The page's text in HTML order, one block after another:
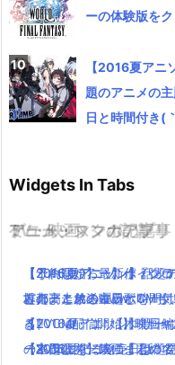
ーの体験版を
【2016夏アニ
題のアニメの
日と時間付き(
Widgets In Tabs
TV・映画
【うれしかろー】ポイン
堤真一と弟のコラボCMも
る！
【本日公開】映画「君の
ゲーム・スマホアプリ
【予約開始】最新作『グ
首都高走れるwww
【TVCM配信開始】映画
ーXV気になる発売日は！
アニメ・マンガの記事
【2016夏アニソン】話題
みたよ！放送曜日と時間
【2016夏アニソン】サー
の主題歌を一気にまとめ
ミュージックの記事
【2016夏アニソン】バッ
どのアニメの主題歌を一
き(｀・ω・´)！【木曜日
【2016夏アニソン】話題